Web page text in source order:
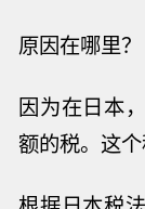
原因在哪里？
因为在日本
额的税。这个